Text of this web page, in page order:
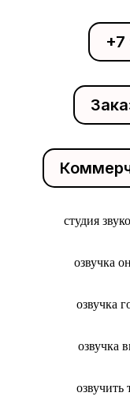
студия
озвучка
озвучка
озвучка
озвучить